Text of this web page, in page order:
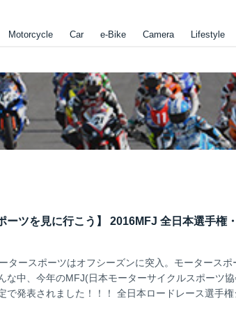
Motorcycle Car e-Bike Camera Lifestyle
ーツを見に行こう】 2016MFJ 全日本選手権
タースポーツはオフシーズンに突入。モータース
な中、今年のMFJ(日本モーターサイクルスポーツ
で発表されました！！！ 全日本ロードレース選手権
ス！！！ ロードレースとは、アスファルト路面の閉